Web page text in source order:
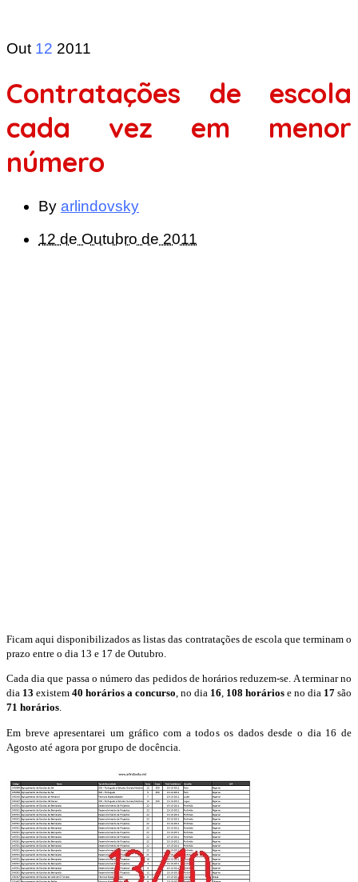
Out 12 2011
Contratações de escola
cada vez em menor
número
By arlindovsky
12 de Outubro de 2011
Ficam aqui disponibilizados as listas das contratações de escola que terminam o
prazo entre o dia 13 e 17 de Outubro.
Cada dia que passa o número das pedidos de horários reduzem-se. A terminar no
dia 13 existem 40 horários a concurso, no dia 16, 108 horários e no dia 17 são
71 horários.
Em breve apresentarei um gráfico com a todos os dados desde o dia 16 de
Agosto até agora por grupo de docência.